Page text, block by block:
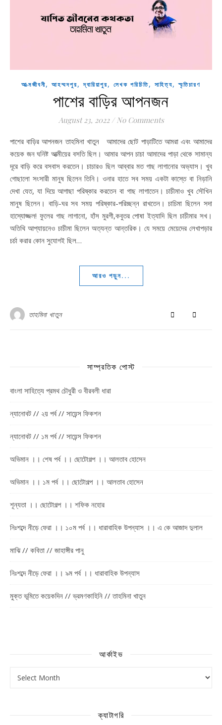
আত্মজীবনী, আহম্মদপুর,দ্বারিয়াপুর, লেখক পরিচিতি, সাহিত্য,স্মৃতিচারণ
পাশের বাড়ির আপনজন
August 23, 2022 / No Comments
পাশের বাড়ির আপনজন তাহমিনা খাতুন আমাদের ছোট পাড়াটিতে আমরা এবং আমাদের
কয়েক জন ঘনিষ্ট আত্মীয়ের বসতি ছিল। আমার আপন চাচা আমাদের পাড়া থেকে সামান্য
দূরে বাড়ি করে বসবাস করতেন। চাচারও ছিল আব্বার মত গাছ লাগানোর অভ্যাস। খুব
গোছালো সংসারী মানুষ ছিলেন তিনি। ওনার হাতে সব সময় একটা কাস্তে বা নিড়ানি
দেখা যেত, যা দিয়ে আগাছা পরিষ্কার করতেন বা গাছ লাগাতেন। চাচীমাও খুব সৌখিন
মানুষ ছিলেন। বাড়ি-ঘর সব সময় পরিষ্কার-পরিচ্ছন্ন রাখতেন। চাচিমা ছিলেন সদা
হাস্যোজ্জল! ফুলের গাছ লাগানো, হাঁস মুরগী,কবুতর পোষা ইত্যাদি ছিল চাচীমার সখ।
অতিথি আপ্যায়নেও চাচীমা ছিলেন অত্যন্ত আন্তরিক। যে সময়ে মেয়েদের লেখাপড়ার
চর্চা করার কোন সুযোগই ছিল…
আরও পড়ুন...
তাহমিনা খাতুন
সাম্প্রতিক পোস্ট
বাংলা সাহিত্যে প্রমথ চৌধুরী ও বীরবলী ধারা
ন্যানোবট // ২য় পর্ব // সায়েন্স ফিকশন
ন্যানোবট // ১ম পর্ব // সায়েন্স ফিকশন
অভিমান ।। শেষ পর্ব ।। ছোটোগল্প ।। আলতাব হোসেন
অভিমান ।। ১ম পর্ব ।। ছোটোগল্প ।। আলতাব হোসেন
শূন্যতা ।। ছোটোগল্প ।। শফিক নহোর
নিঃশব্দে নীড়ে ফেরা ।। ১০ম পর্ব ।। ধারাবাহিক উপন্যাস ।। এ কে আজাদ দুলাল
মাঝি // কবিতা // জাহাঙ্গীর পানু
নিঃশব্দে নীড়ে ফেরা ।। ৯ম পর্ব ।। ধারাবাহিক উপন্যাস
মুক্ত ভূমিতে কয়েকদিন // ভ্রমণকাহিনি // তাহমিনা খাতুন
আর্কাইভ
ক্যাটাগরি